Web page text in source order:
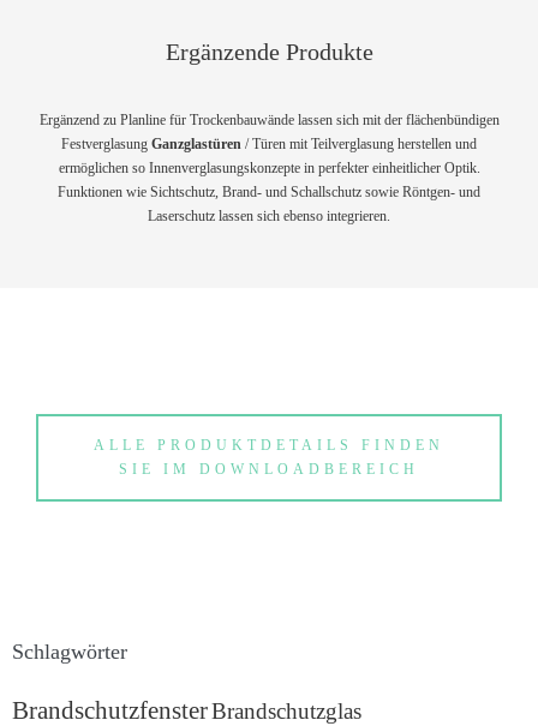
Ergänzende Produkte
Ergänzend zu Planline für Trockenbauwände lassen sich mit der flächenbündigen
Festverglasung Ganzglastüren / Türen mit Teilverglasung herstellen und
ermöglichen so Innenverglasungskonzepte in perfekter einheitlicher Optik.
Funktionen wie Sichtschutz, Brand- und Schallschutz sowie Röntgen- und
Laserschutz lassen sich ebenso integrieren.
ALLE PRODUKTDETAILS FINDEN
SIE IM DOWNLOADBEREICH
Schlagwörter
BrandschutzfensterBrandschutzglas